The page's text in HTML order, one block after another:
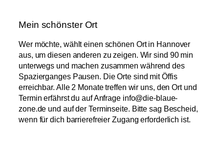
Mein schönster Ort
Wer möchte, wählt einen schönen Ort in Hannover
aus, um diesen anderen zu zeigen. Wir sind 90 min
unterwegs und machen zusammen während des
Spazierganges Pausen. Die Orte sind mit Öffis
erreichbar. Alle 2 Monate treffen wir uns, den Ort und
Termin erfährst du auf Anfrage info@die-blaue-
zone.de und auf der Terminseite. Bitte sag Bescheid,
wenn für dich barrierefreier Zugang erforderlich ist.